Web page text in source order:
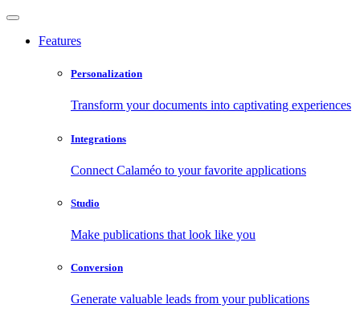
Features
Personalization
Transform your documents into captivating experiences
Integrations
Connect Calaméo to your favorite applications
Studio
Make publications that look like you
Conversion
Generate valuable leads from your publications